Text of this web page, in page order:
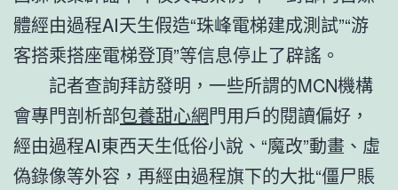
體經由過程AI天生假造“珠峰電梯建成測試”“游
客搭乘搭座電梯登頂”等信息停止了辟謠。
記者查詢拜訪發明，一些所謂的MCN機構
會專門剖析部包養甜心網門用戶的閱讀偏好，
經由過程AI東西天生低俗小說、“魔改”動畫、虛
偽錄像等外容，再經由過程旗下的大批“僵尸賬